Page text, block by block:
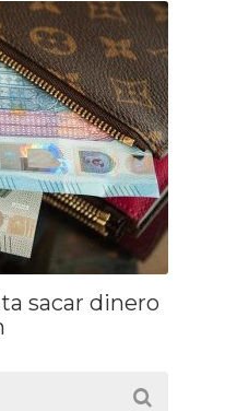
sacar dinero